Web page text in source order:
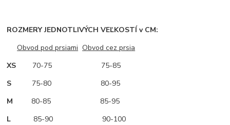
ROZMERY JEDNOTLIVÝCH VEĽKOSTÍ v CM:
Obvod pod prsiami Obvod cez prsia
XS 70-75 75-85
S 75-80 80-95
M 80-85 85-95
L 85-90 90-100